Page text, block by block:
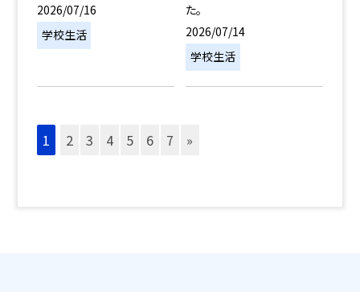
2026/07/16
学校生活
た。
2026/07/14
学校生活
1 2 3 4 5 6 7 »